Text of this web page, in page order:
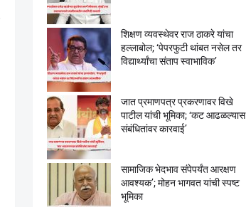
शिक्षण व्यवस्थेवर राज ठाकरे यांचा
हल्लाबोल; ‘पेपरफुटी थांबत नसेल तर
विद्यार्थ्यांचा संताप स्वाभाविक’
जात प्रमाणपत्र प्रकरणावर विखे
पाटील यांची भूमिका; ‘कट आढळल्यास
संबंधितांवर कारवाई’
सामाजिक भेदभाव संपेपर्यंत आरक्षण
आवश्यक’; मोहन भागवत यांची स्पष्ट
भूमिका